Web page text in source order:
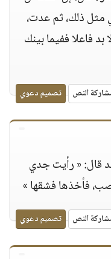
مثل ذلك، ثم عدت،
فاعلا ففيما بينك
النص تصميم دعوي
قال: « رأيت جدي
فأخذها فشقها »
النص تصميم دعوي